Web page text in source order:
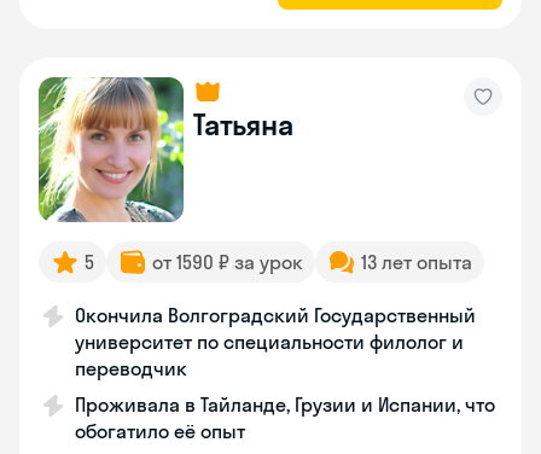
Татьяна
5 от 1590 ₽ за урок 13 лет опыта
Окончила Волгоградский Государственный
университет по специальности филолог и
переводчик
Проживала в Тайланде, Грузии и Испании, что
обогатило её опыт